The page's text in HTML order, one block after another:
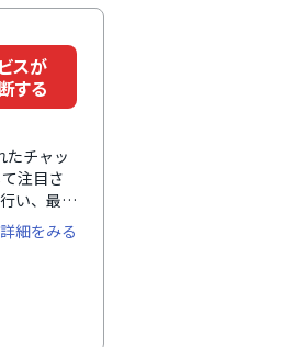
スが
する
チャッ
注目さ
い、最適
条件分
やすい
との連
テゴリ
詳細をみる